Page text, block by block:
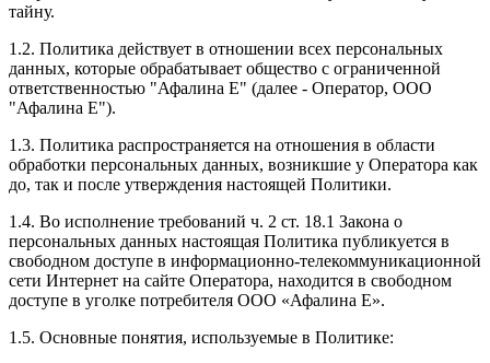
тайну.
1.2. Политика действует в отношении всех персональных
данных, которые обрабатывает общество с ограниченной
ответственностью "Афалина Е" (далее - Оператор, ООО
"Афалина Е").
1.3. Политика распространяется на отношения в области
обработки персональных данных, возникшие у Оператора как
до, так и после утверждения настоящей Политики.
1.4. Во исполнение требований ч. 2 ст. 18.1 Закона о
персональных данных настоящая Политика публикуется в
свободном доступе в информационно-телекоммуникационной
сети Интернет на сайте Оператора, находится в свободном
доступе в уголке потребителя ООО «Афалина Е».
1.5. Основные понятия, используемые в Политике: